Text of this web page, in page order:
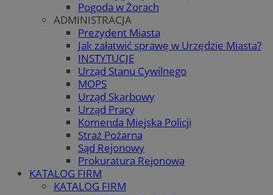
Pogoda w Żorach
ADMINISTRACJA
Prezydent Miasta
Jak załatwić sprawę w Urzędzie Miasta?
INSTYTUCJE
Urząd Stanu Cywilnego
MOPS
Urząd Skarbowy
Urząd Pracy
Komenda Miejska Policji
Straż Pożarna
Sąd Rejonowy
Prokuratura Rejonowa
KATALOG FIRM
KATALOG FIRM